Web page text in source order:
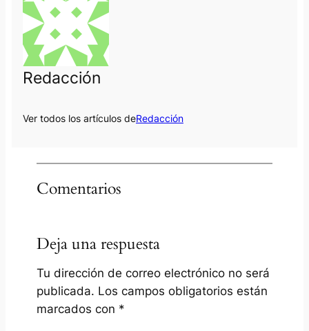
Redacción
Ver todos los artículos deRedacción
Comentarios
Deja una respuesta
Tu dirección de correo electrónico no será
publicada. Los campos obligatorios están
marcados con *